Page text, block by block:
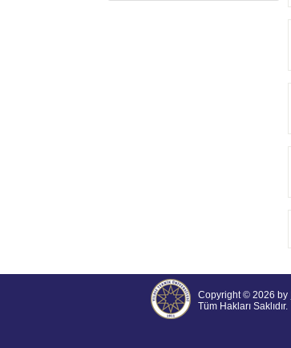
Copyright © 2026 by
Tüm Hakları Saklıdır.